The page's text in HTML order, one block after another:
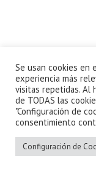
Se usan cookies en
experiencia más
visitas repetidas. Al
de TODAS las
"Configuración de
consentimiento
Configuración de